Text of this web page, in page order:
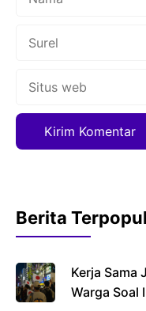
Berita
Kerja Sama
Warga Soal